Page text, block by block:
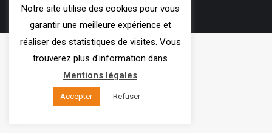
3VOIE- 2019
Mentions légales
Notre site utilise des cookies pour vous
garantir une meilleure expérience et
réaliser des statistiques de visites. Vous
trouverez plus d'information dans
Mentions légales
Accepter Refuser